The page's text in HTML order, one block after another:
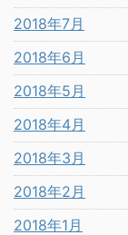
2018年7月
2018年6月
2018年5月
2018年4月
2018年3月
2018年2月
2018年1月